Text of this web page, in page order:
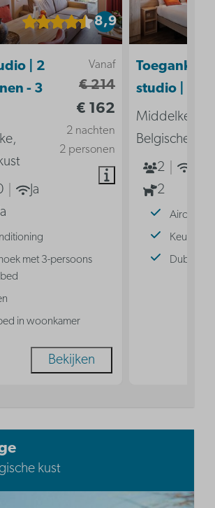
8,9
Vanaf
€ 214
€ 162
2 nachten
2 personen
| 2
- 3
Ja
Ja
met 3-persoons
in woonkamer
Bekijken
studio | 2p
Middelkerke,
Belgische
2
2
Keuken
Dubbel
kust